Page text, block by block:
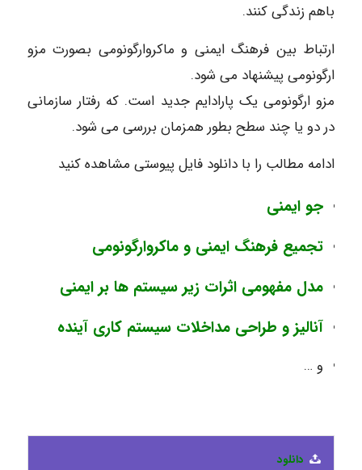
باهم زندگی کنند.
ارتباط بین فرهنگ ایمنی و ماکروارگونومی بصورت مزو
ارگونومی پیشنهاد می شود.
مزو ارگونومی یک پارادایم جدید است. که رفتار سازمانی
در دو یا چند سطح بطور همزمان بررسی می شود.
ادامه مطالب را با دانلود فایل پیوستی مشاهده کنید
جو ایمنی
تجمیع فرهنگ ایمنی و ماکروارگونومی
مدل مفهومی اثرات زیر سیستم ها بر ایمنی
آنالیز و طراحی مداخلات سیستم کاری آینده
و …
دانلود